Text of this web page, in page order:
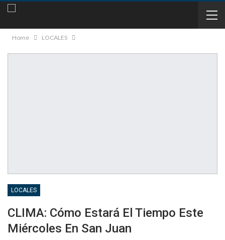
Home LOCALES
LOCALES
CLIMA: Cómo Estará El Tiempo Este
Miércoles En San Juan